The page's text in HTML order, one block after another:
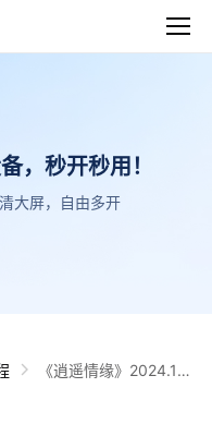
，秒开秒用！
大屏，自由多开
《逍遥情缘》2024.12.